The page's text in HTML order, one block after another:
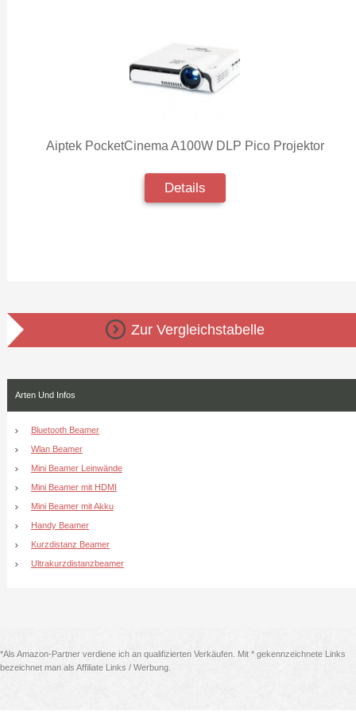
Aiptek PocketCinema A100W DLP Pico Projektor
Details
Zur Vergleichstabelle
Arten Und Infos
Bluetooth Beamer
Wlan Beamer
Mini Beamer Leinwände
Mini Beamer mit HDMI
Mini Beamer mit Akku
Handy Beamer
Kurzdistanz Beamer
Ultrakurzdistanzbeamer
*Als Amazon-Partner verdiene ich an qualifizierten Verkäufen. Mit * gekennzeichnete Links
bezeichnet man als Affiliate Links / Werbung.